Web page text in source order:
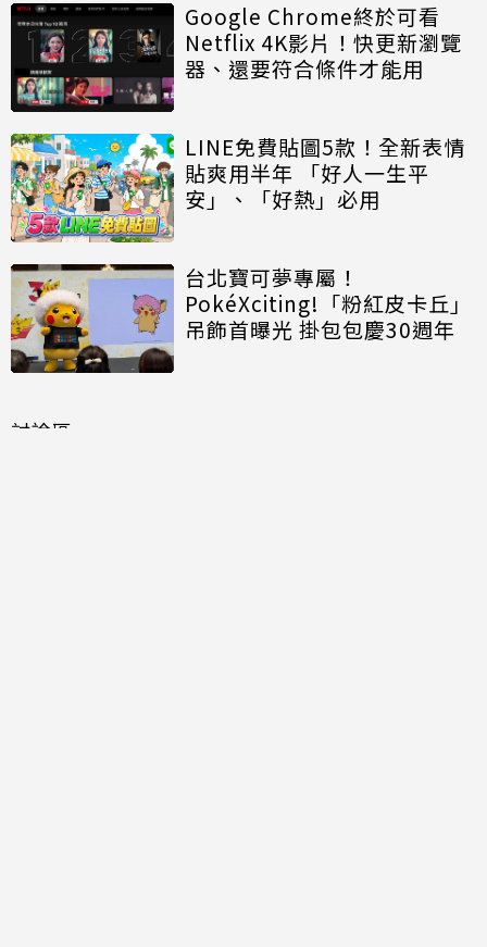
Google Chrome終於可看
Netflix 4K影片！快更新瀏覽
器、還要符合條件才能用
LINE免費貼圖5款！全新表情
貼爽用半年 「好人一生平
安」、「好熱」必用
台北寶可夢專屬！
PokéXciting!「粉紅皮卡丘」
吊飾首曝光 掛包包慶30週年
討論區